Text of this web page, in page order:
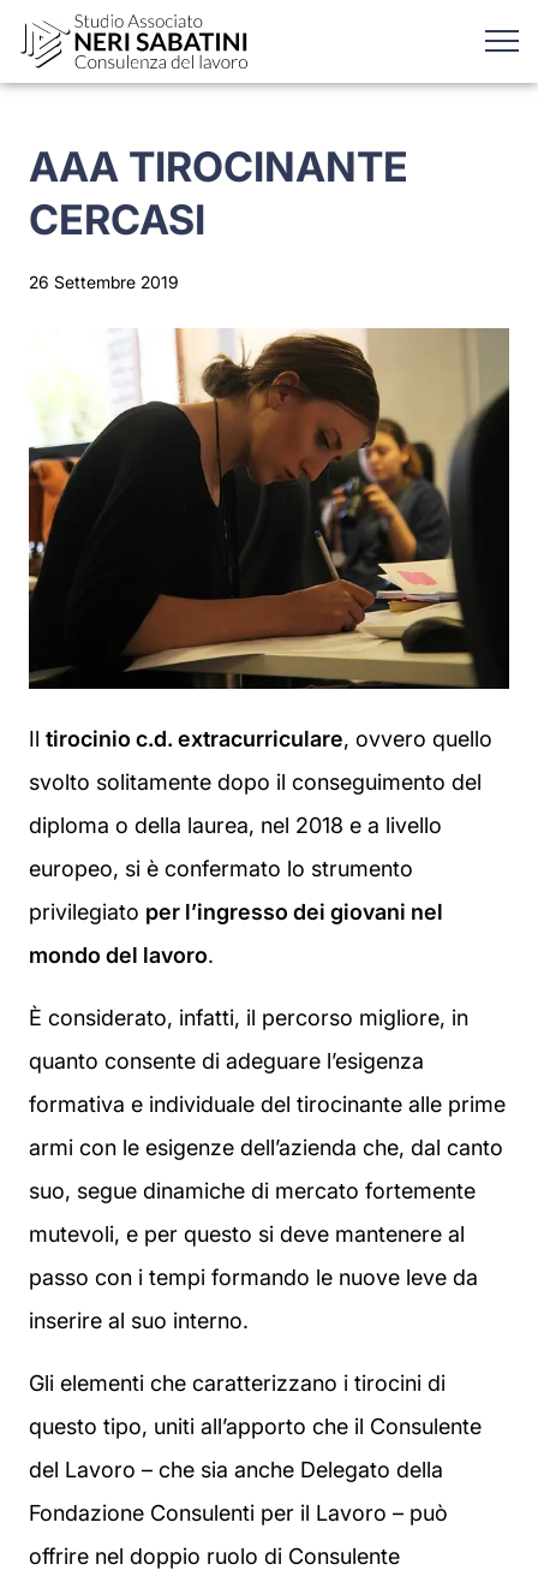
AAA TIROCINANTE
CERCASI
26 Settembre 2019
Il tirocinio c.d. extracurriculare, ovvero quello
svolto solitamente dopo il conseguimento del
diploma o della laurea, nel 2018 e a livello
europeo, si è confermato lo strumento
privilegiato per l’ingresso dei giovani nel
mondo del lavoro.
È considerato, infatti, il percorso migliore, in
quanto consente di adeguare l’esigenza
formativa e individuale del tirocinante alle prime
armi con le esigenze dell’azienda che, dal canto
suo, segue dinamiche di mercato fortemente
mutevoli, e per questo si deve mantenere al
passo con i tempi formando le nuove leve da
inserire al suo interno.
Gli elementi che caratterizzano i tirocini di
questo tipo, uniti all’apporto che il Consulente
del Lavoro – che sia anche Delegato della
Fondazione Consulenti per il Lavoro – può
offrire nel doppio ruolo di Consulente